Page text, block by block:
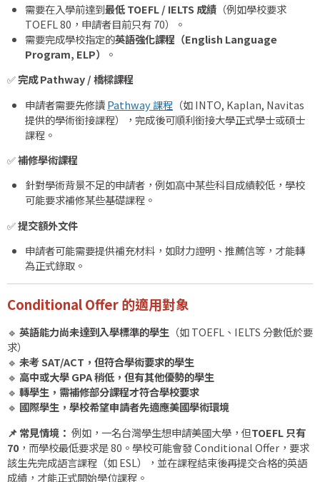
需要在入學前達到最低 TOEFL / IELTS 成績 （例如學校要求
TOEFL 80，申請者目前只有 70）。
需要完成學校指定的英語強化課程（English Language
Program, ELP）
。
✅完成 Pathway / 橋樑課程
申請者需要先修讀Pathway 課程 （如 INTO, Kaplan, Navitas
提供的學術銜接課程），完成後可順利銜接大學正式學士或碩士
課程。
✅補修學術課程
針對學術背景不足的申請者，例如高中某些科目成績較低，學校
可能要求補修某些基礎課程。
✅提交額外文件
申請者可能需要提供補充材料，如財力證明、推薦信等，才能轉
為正式錄取。
Conditional Offer 的適用對象
🔹 英語能力尚未達到入學標準的學生 （如 TOEFL、IELTS 分數低於要
求）
🔹 未考 SAT/ACT，但符合學術要求的學生
🔹 高中或大學 GPA 稍低，但有其他優勢的學生
🔹 轉學生，需補修部分課程才符合學校要求
🔹 國際學生，學校希望申請者先適應美國學術環境
📌 常見情境： 例如，一名台灣學生想申請美國大學，但TOEFL 只有
70，而學校最低要求是 80。學校可能會發 Conditional Offer，要求
該生先完成語言課程（如 ESL），並在課程結束後再提交合格的英語
成績，才能正式開始學位課程。